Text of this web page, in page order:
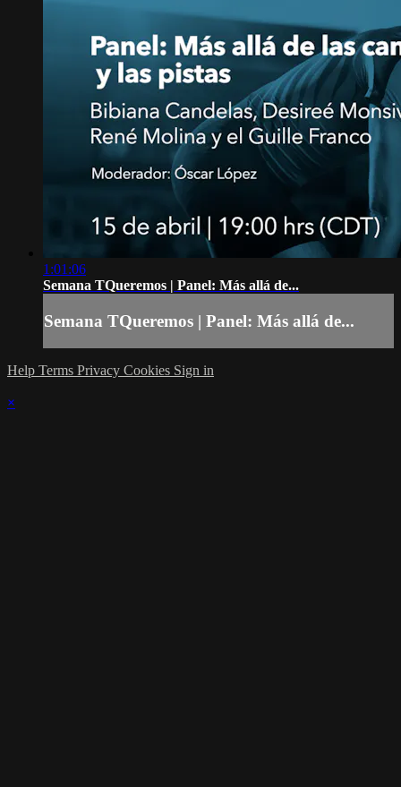
1:01:06
Semana TQueremos | Panel: Más allá de...
Semana TQueremos | Panel: Más allá de...
Help Terms Privacy Cookies Sign in
×